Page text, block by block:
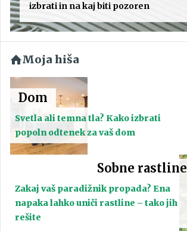
izbrati in na kaj biti pozoren
Moja hiša
Dom
Svetla ali temna tla? Kako izbrati
popoln odtenek za vaš dom
Sobne rastline
Zakaj vaš paradižnik propada? Ena
napaka lahko uniči rastline – tako jih
rešite